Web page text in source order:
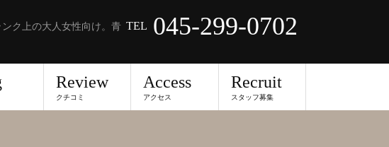
ク上の大人女性向け。青 TEL 045-299-0702
Review
クチコミ
Access
アクセス
Recruit
スタッフ募集